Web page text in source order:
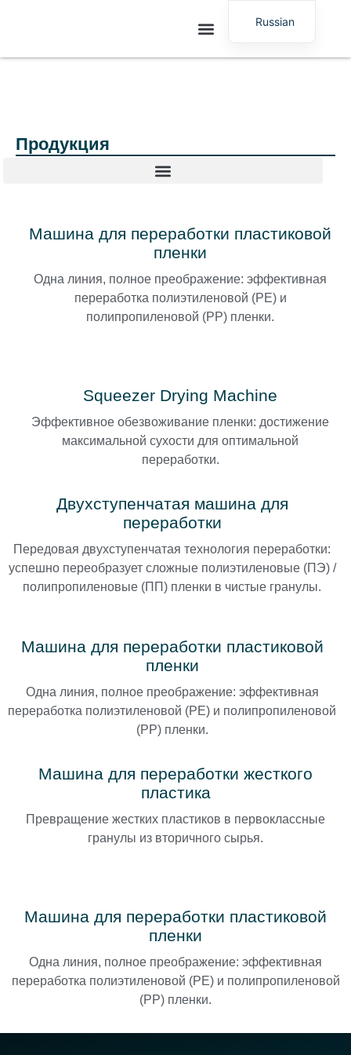
Продукция
Машина для переработки пластиковой
пленки
Одна линия, полное преображение: эффективная
переработка полиэтиленовой (PE) и
полипропиленовой (PP) пленки.
Squeezer Drying Machine
Эффективное обезвоживание пленки: достижение
максимальной сухости для оптимальной
переработки.
Двухступенчатая машина для
переработки
Передовая двухступенчатая технология переработки:
успешно переобразует сложные полиэтиленовые (ПЭ) /
полипропиленовые (ПП) пленки в чистые гранулы.
Машина для переработки пластиковой
пленки
Одна линия, полное преображение: эффективная
переработка полиэтиленовой (PE) и полипропиленовой
(PP) пленки.
Машина для переработки жесткого
пластика
Превращение жестких пластиков в первоклассные
гранулы из вторичного сырья.
Машина для переработки пластиковой
пленки
Одна линия, полное преображение: эффективная
переработка полиэтиленовой (PE) и полипропиленовой
(PP) пленки.
Russian